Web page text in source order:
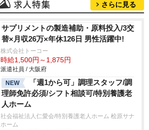
さらに見る
サプリメントの製造補助・原料投入/3交
替×月収26万×年休126日 男性活躍中!
株式会社トーコー
時給1,500円～1,875円
派遣社員 / 大阪府
NEW
「週1から可」調理スタッフ/調
理師免許必須/シフト相談可/特別養護老
人ホーム
社会福祉法人仁愛会/特別養護老人ホーム 桧原サナ
ホーム